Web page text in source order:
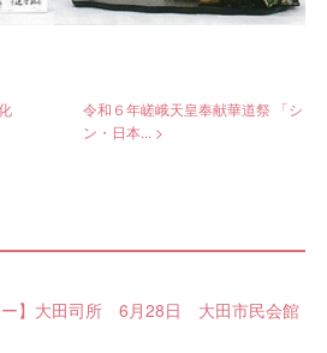
令和６年嵯峨天皇奉献華道祭 「シ
ン・日本... >
ー】大田司所 6月28日 大田市民会館